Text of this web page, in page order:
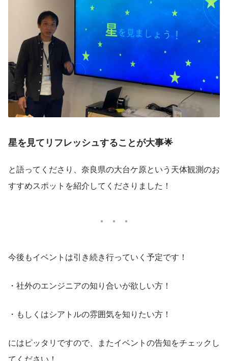
星を見てリフレッシュすることが大事🌟
と語ってくださり、奈良県の大台ケ原という天体観測のお
すすめスポットを紹介してくださりました！
今後もイベントは引き続き行っていく予定です！
・社外のエンジニアの知り合いが欲しい方！
・もしくはシアトルの雰囲気を知りたい方！
にはピッタリですので、またイベントの告知をチェックし
てください！